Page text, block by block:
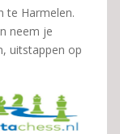
te Harmelen.
neem je
uitstappen op